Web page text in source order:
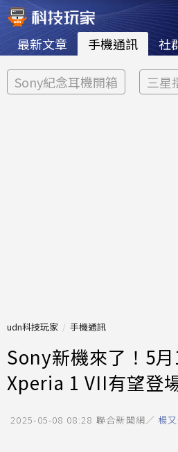
最新文章 手機通訊 社
Sony紀念耳機開箱 三星
udn科技玩家 手機通訊
Sony新機來了！5
Xperia 1 VII有望登
2025-05-08 08:28 聯合新聞網／ 楊